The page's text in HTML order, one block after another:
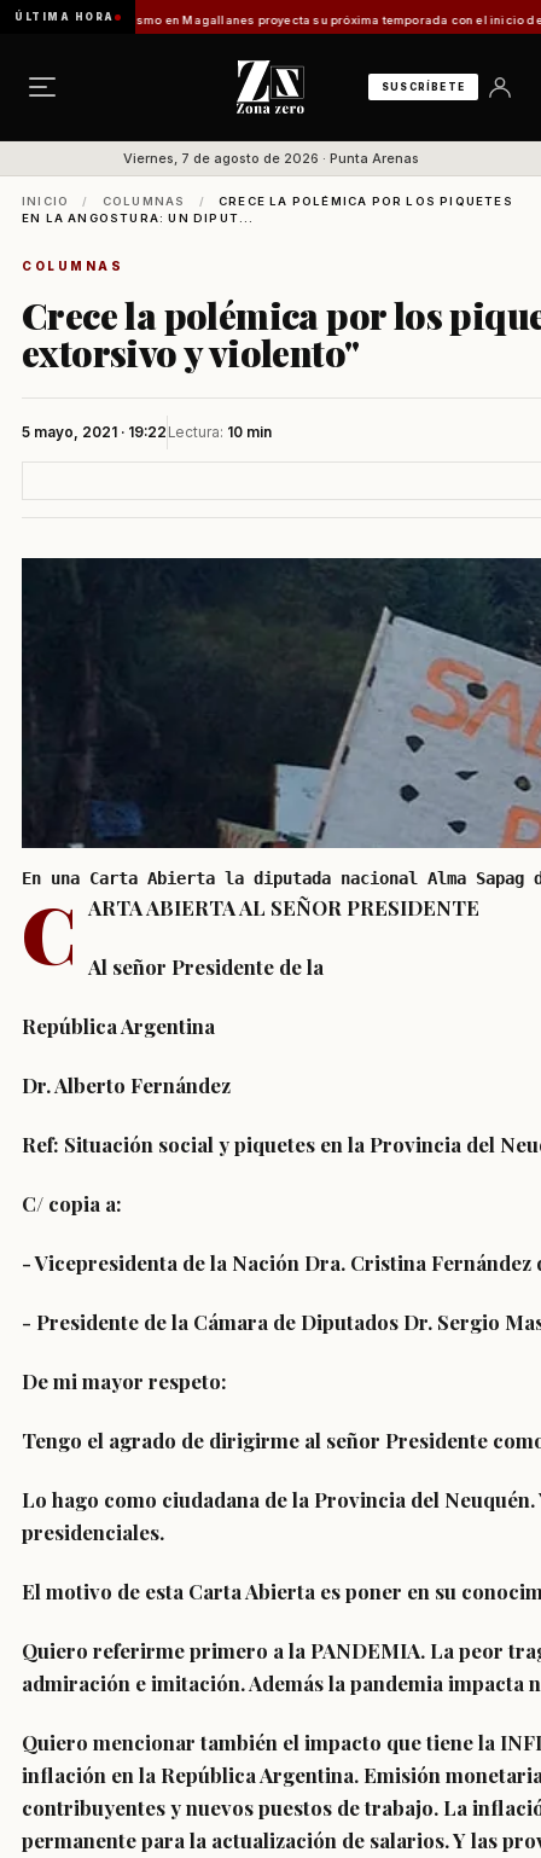
ÚLTIMA HORA
Turismo en Magallanes proyecta su próxima temporada con el inicio de Enprotur
SUSCRÍBETE
Viernes, 7 de agosto de 2026 · Punta Arenas
INICIO / COLUMNAS /
CRECE LA POLÉMICA POR LOS PIQUETES
EN LA ANGOSTURA: UN DIPUT...
COLUMNAS
Crece la polémica por los
extorsivo y violento"
5 mayo, 2021 · 19:22 Lectura: 10 min
En una Carta Abierta la diputada nacional Alma
C ARTA ABIERTA AL SEÑOR PRESIDENTE
Al señor Presidente de la
República Argentina
Dr. Alberto Fernández
Ref: Situación social y piquetes en la Provincia del
C/ copia a:
- Vicepresidenta de la Nación Dra. Cristina
- Presidente de la Cámara de Diputados Dr. Sergio
De mi mayor respeto:
Tengo el agrado de dirigirme al señor Presidente
Lo hago como ciudadana de la Provincia del
presidenciales.
El motivo de esta Carta Abierta es poner en su
Quiero referirme primero a la PANDEMIA. La peor
admiración e imitación. Además la pandemia
Quiero mencionar también el impacto que tiene la
inflación en la República Argentina. Emisión
contribuyentes y nuevos puestos de trabajo. La
permanente para la actualización de salarios. Y las